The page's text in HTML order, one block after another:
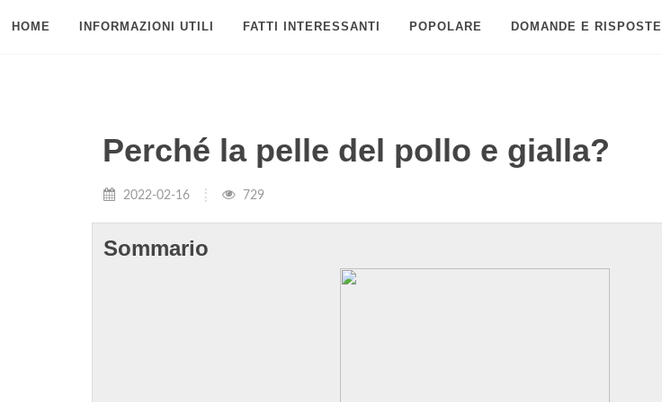
HOME INFORMAZIONI UTILI FATTI INTERESSANTI POPOLARE DOMANDE E RISPOSTE
Perché la pelle del pollo e gialla?
2022-02-16 729
Sommario